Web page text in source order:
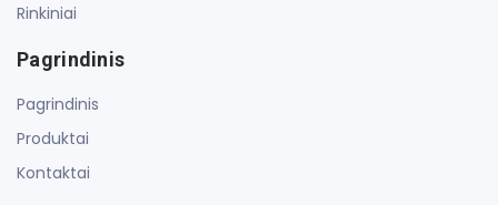
Rinkiniai
Pagrindinis
Pagrindinis
Produktai
Kontaktai